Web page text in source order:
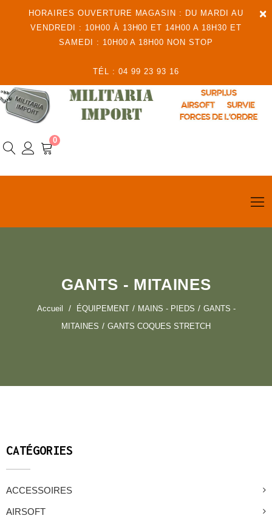
×
HORAIRES OUVERTURE MAGASIN : DU MARDI AU
VENDREDI : 10H00 À 13H00 ET 14H00 A 18H30 ET
SAMEDI : 10H00 A 18H00 NON STOP
TÉL : 04 99 23 93 16
0
GANTS - MITAINES
Accueil ÉQUIPEMENT MAINS - PIEDS
GANTS -
MITAINES
GANTS COQUES STRETCH
CATÉGORIES
ACCESSOIRES
AIRSOFT